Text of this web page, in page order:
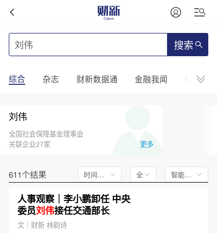
搜索
综合 杂志 财新数据通 金融我闻 财新
刘伟
全国社会保障基金理事会
关联企业27家
更多
611个结果 时间不限 全文 智能排序
人事观察｜李小鹏卸任 中央
委员刘伟接任交通部长
文｜财新 林韵诗